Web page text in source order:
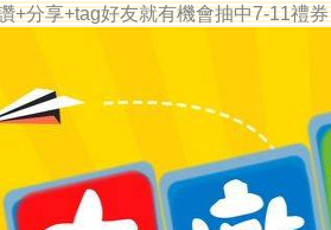
+分享+tag好友就有機會抽中7-11禮券